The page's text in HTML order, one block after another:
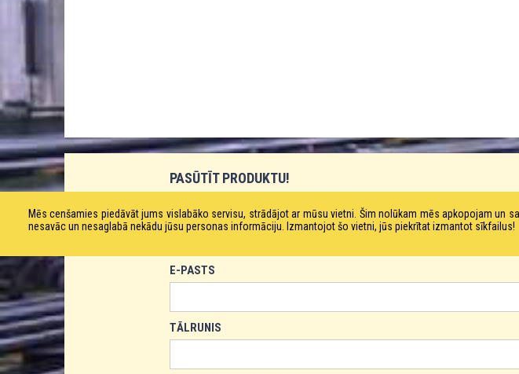
PASŪTĪT PRODUKTU!
VĀRDS
E-PASTS
TĀLRUNIS
Mēs cenšamies piedāvāt jums vislabāko servisu, strādājot ar mūsu vietni. Šim nolūkam mēs apkopojam un
nesavāc un nesaglabā nekādu jūsu personas informāciju. Izmantojot šo vietni, jūs piekrītat izmantot sīkfailus!